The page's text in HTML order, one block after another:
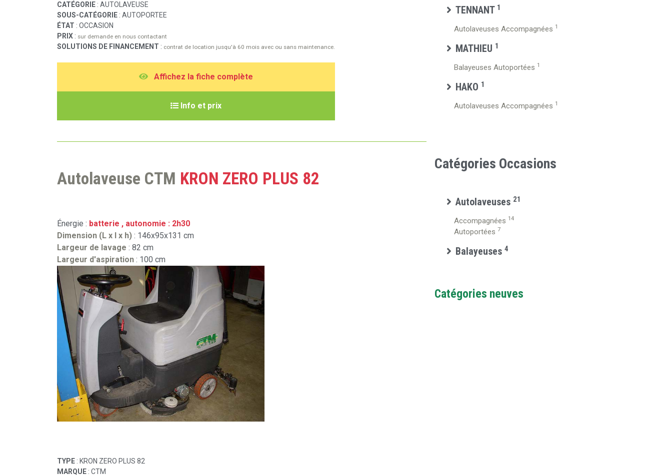
CATÉGORIE : AUTOLAVEUSE
SOUS-CATÉGORIE : AUTOPORTEE
ÉTAT : OCCASION
PRIX : sur demande en nous contactant
SOLUTIONS DE FINANCEMENT : contrat de location jusqu'à 60 mois avec ou sans maintenance.
Affichez la fiche complète
nfo et prix
Autolaveuse CTM KRON ZERO PLUS 82
Énergie : batterie , autonomie : 2h30
Dimension (L x l x h) : 146x95x131 cm
Largeur de lavage : 82 cm
Largeur d'aspiration : 100 cm
TYPE : KRON ZERO PLUS 82
MARQUE : CTM
TENNANT 1
Autolaveuses Accompagnées 1
MATHIEU 1
Balayeuses Autoportées 1
HAKO 1
Autolaveuses Accompagnées 1
Catégories Occasions
Autolaveuses 21
Accompagnées 14
Autoportées 7
Balayeuses 4
Catégories neuves